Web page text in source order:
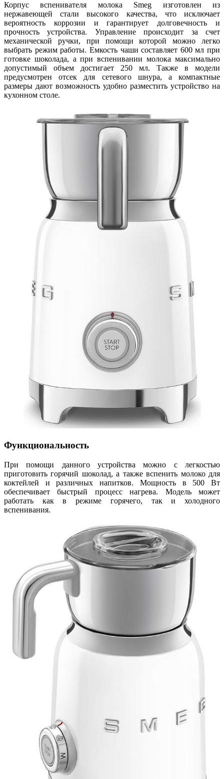
Корпус вспенивателя молока Smeg изготовлен из
нержавеющей стали высокого качества, что исключает
вероятность коррозии и гарантирует долговечность и
прочность устройства. Управление происходит за счет
механической ручки, при помощи которой можно легко
выбрать режим работы. Емкость чаши составляет 600 мл при
готовке шоколада, а при вспенивании молока максимально
допустимый объем достигает 250 мл. Также в модели
предусмотрен отсек для сетевого шнура, а компактные
размеры дают возможность удобно разместить устройство на
кухонном столе.
Функциональность
При помощи данного устройства можно с легкостью
приготовить горячий шоколад, а также вспенить молоко для
коктейлей и различных напитков. Мощность в 500 Вт
обеспечивает быстрый процесс нагрева. Модель может
работать как в режиме горячего, так и холодного
вспенивания.